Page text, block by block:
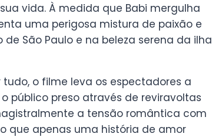
vida. À medida que Babi mergulha
uma perigosa mistura de paixão e
São Paulo e na beleza serena da ilha
o filme leva os espectadores a
público preso através de reviravoltas
a tensão romântica com
que apenas uma história de amor